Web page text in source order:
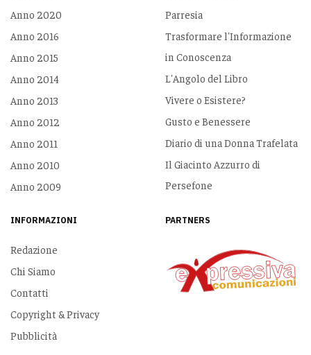
Anno 2020
Anno 2016
Anno 2015
Anno 2014
Anno 2013
Anno 2012
Anno 2011
Anno 2010
Anno 2009
Parresia
Trasformare l'Informazione
in Conoscenza
L'Angolo del Libro
Vivere o Esistere?
Gusto e Benessere
Diario di una Donna Trafelata
Il Giacinto Azzurro di
Persefone
INFORMAZIONI
Redazione
Chi Siamo
Contatti
Copyright & Privacy
Pubblicità
PARTNERS